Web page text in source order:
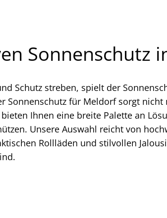
Sonnenschutz
Schutz streben, spielt der
Sonnenschutz für Meldorf sorgt
Ihnen eine breite Palette an
Unsere Auswahl reicht von
Rollläden und stilvollen